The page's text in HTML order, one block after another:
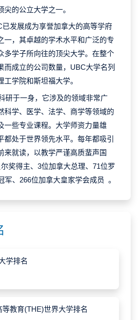
的公立大学之一。
已发展成为享誉加拿大的高等学府
一，其卓越的学术水平和广泛的专
多学子所向往的顶尖大学。在整个
而成立的公司数量，UBC大学名列
学院和斯坦福大学。
研于一身，它涉及的领域非常广
科学、医学、法学、商学等领域的
一些专业课程。大学师资力量雄
都处于世界领先水平。每年都吸引
来就读，以教学严谨高质蜚声国
奖得主、3位加拿大总理、71位罗
军、266位加拿大皇家学会成员 。
学排名
教育(THE)世界大学排名